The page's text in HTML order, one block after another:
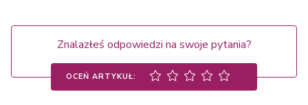
Znalazłeś odpowiedzi na swoje pytania?
OCEŃ ARTYKUŁ: